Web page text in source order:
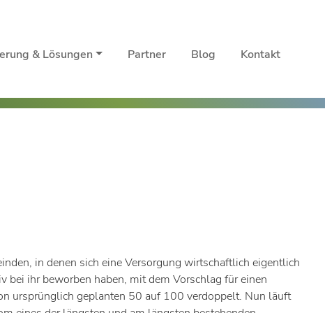
& Lösungen Partner Blog Kontakt
in denen sich eine Versorgung wirtschaftlich eigentlich
bei ihr beworben haben, mit dem Vorschlag für einen
ursprünglich geplanten 50 auf 100 verdoppelt. Nun läuft